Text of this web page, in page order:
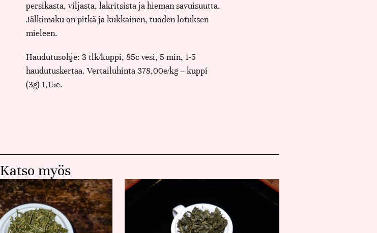
persikasta, viljasta, lakritsista ja hieman savuisuutta.
Jälkimaku on pitkä ja kukkainen, tuoden lotuksen
mieleen.
Haudutusohje: 3 tlk/kuppi, 85c vesi, 5 min, 1-5
haudutuskertaa. Vertailuhinta 378,00e/kg – kuppi
(3g) 1,15e.
Katso myös